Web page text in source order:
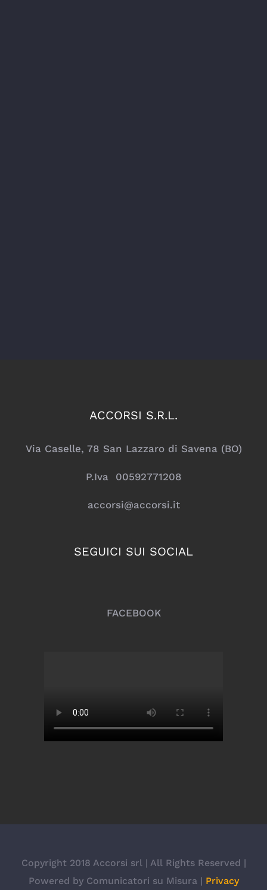
ACCORSI S.R.L.
Via Caselle, 78 San Lazzaro di Savena (BO)
P.Iva 00592771208
accorsi@accorsi.it
SEGUICI SUI SOCIAL
FACEBOOK
Copyright 2018 Accorsi srl | All Rights Reserved |
Powered by Comunicatori su Misura | Privacy